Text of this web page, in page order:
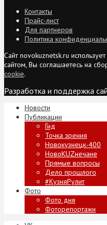
Контакты
Прайс-лист
Для партнеров
Политика
Сайт novokuznetsk.ru
сайтом, Вы соглашаетесь на
cookie.
Разработка и поддержка
Новости
Публикации
Гид
Точка зрения
Новокузнецк-400
НовоKUZнечане
Прямые вопросы
Дело прошлого
#КузняРулит
Фото
Фото дня
Фоторепортажи